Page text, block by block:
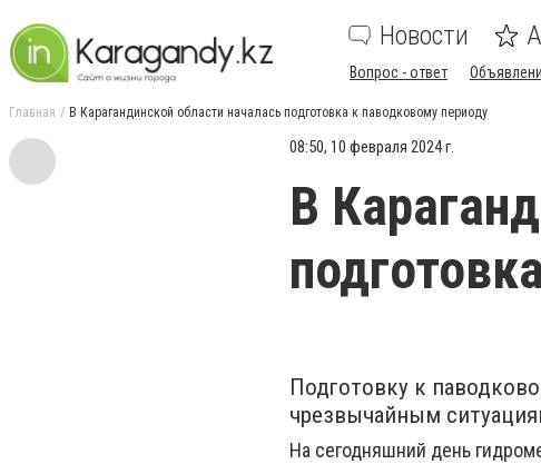
Новости
Вопрос - ответ
Главная В Карагандинской области началась подготовка к паводковому периоду
08:50, 10 февраля 2024 г.
В
Подготовку к
чрезвычайным
На сегодняшний день